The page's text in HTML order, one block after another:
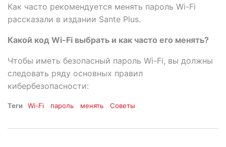
Как часто рекомендуется менять пароль Wi-Fi
рассказали в издании Sante Plus.
Какой код Wi-Fi выбрать и как часто его менять?
Чтобы иметь безопасный пароль Wi-Fi, вы должны
следовать ряду основных правил
кибербезопасности:
Теги Wi-Fi пароль менять Советы